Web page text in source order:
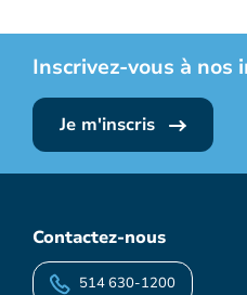
Inscrivez-vous à nos
Je m'inscris
Contactez-nous
514 630-1200